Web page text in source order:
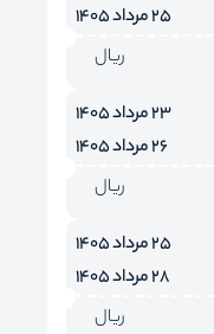
25 مرداد 1405
ریال
23 مرداد 1405
26 مرداد 1405
ریال
25 مرداد 1405
28 مرداد 1405
ریال